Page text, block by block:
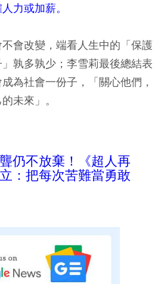
力或加薪。
會改變，端看人生中的「保護
孰多孰少；李雪莉最後總結表
為社會一份子，「關心他們，
未來」。
仍不放棄！《超人再
：把每次苦難當勇敢